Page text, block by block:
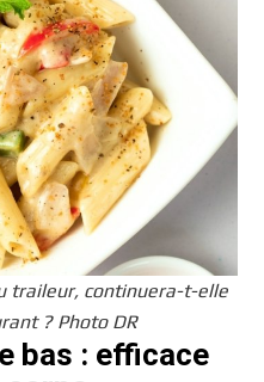
traileur, continuera-t-elle
? Photo DR
bas : efficace